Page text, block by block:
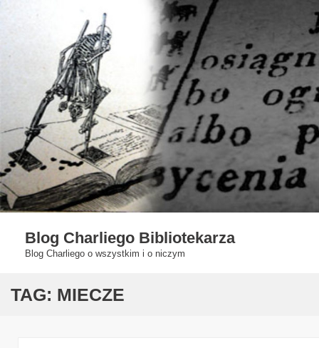
Blog Charliego Bibliotekarza
Blog Charliego o wszystkim i o niczym
TAG: MIECZE